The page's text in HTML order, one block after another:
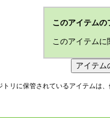
このアイテムの
このアイテムに
トリに保管されているアイテムは